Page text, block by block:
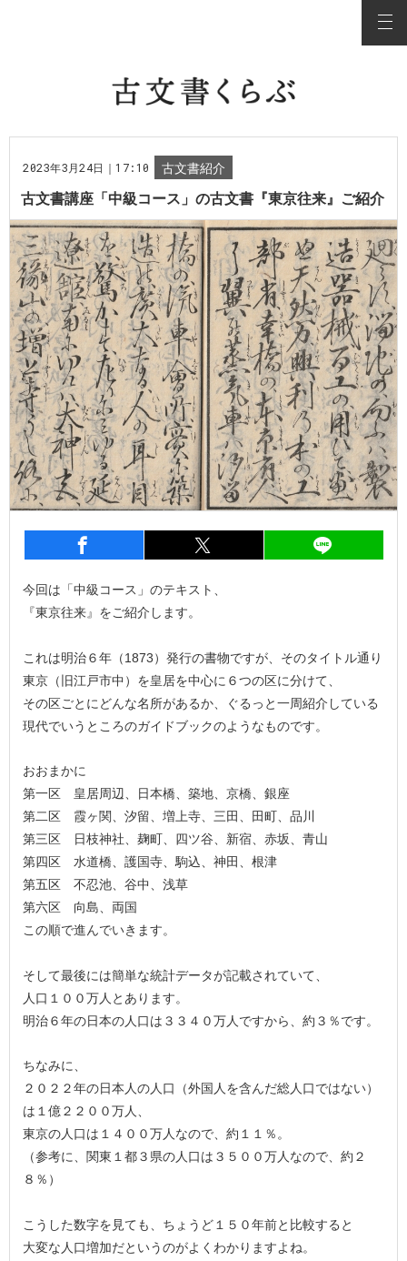
2023年3月24日｜17:10 古文書紹介
古文書講座「中級コース」の古文書『東京往来』ご紹介
シェア シェア
今回は「中級コース」のテキスト、
『東京往来』をご紹介します。
これは明治６年（1873）発行の書物ですが、そのタイトル通り
東京（旧江戸市中）を皇居を中心に６つの区に分けて、
その区ごとにどんな名所があるか、ぐるっと一周紹介している
現代でいうところのガイドブックのようなものです。
おおまかに
第一区 皇居周辺、日本橋、築地、京橋、銀座
第二区 霞ヶ関、汐留、増上寺、三田、田町、品川
第三区 日枝神社、麹町、四ツ谷、新宿、赤坂、青山
第四区 水道橋、護国寺、駒込、神田、根津
第五区 不忍池、谷中、浅草
第六区 向島、両国
この順で進んでいきます。
そして最後には簡単な統計データが記載されていて、
人口１００万人とあります。
明治６年の日本の人口は３３４０万人ですから、約３％です。
ちなみに、
２０２２年の日本人の人口（外国人を含んだ総人口ではない）
は１億２２００万人、
東京の人口は１４００万人なので、約１１％。
（参考に、関東１都３県の人口は３５００万人なので、約２
８％）
こうした数字を見ても、ちょうど１５０年前と比較すると
大変な人口増加だというのがよくわかりますよね。